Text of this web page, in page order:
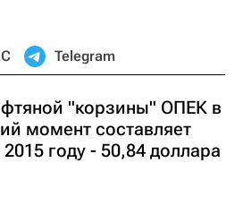
Telegram
"корзины" ОПЕК в
момент составляет
году - 50,84 доллара